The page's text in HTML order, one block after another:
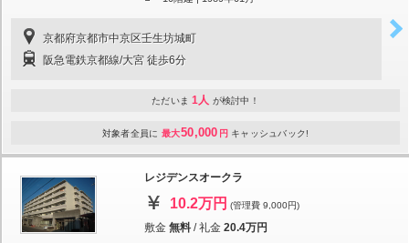
京都府京都市中京区壬生坊城町
阪急電鉄京都線/大宮 徒歩6分
ただいま 1人 が検討中！
対象者全員に 最大50,000 円 キャッシュバック!
レジデンスオークラ
10.2万円 (管理費 9,000円)
敷金 無料 /礼金 20.4万円